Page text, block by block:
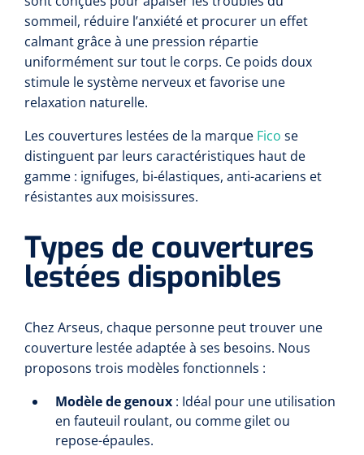
Wearables
Logiciel
Alcoomètre
Kits d'instruments
Champs stériles
Hydrocolloïdes
Pansements en argent
Hydrogel
Pansements avec interface transparente
siliconée
Alginates
sommeil, réduire l’anxiété et procurer un effet
calmant grâce à une pression répartie
uniformément sur tout le corps. Ce poids doux
stimule le système nerveux et favorise une
relaxation naturelle.
Les couvertures lestées de la marque Fico se
distinguent par leurs caractéristiques haut de
gamme : ignifuges, bi-élastiques, anti-acariens et
résistantes aux moisissures.
Types de couvertures
lestées disponibles
Chez Arseus, chaque personne peut trouver une
couverture lestée adaptée à ses besoins. Nous
proposons trois modèles fonctionnels :
Modèle de genoux : Idéal pour une utilisation
en fauteuil roulant, ou comme gilet ou
repose-épaules.